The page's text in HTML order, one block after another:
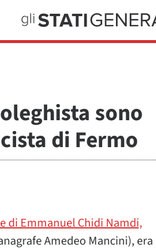
sono
di Fermo
di Emmanuel Chidi Namdi,
Amedeo Mancini),